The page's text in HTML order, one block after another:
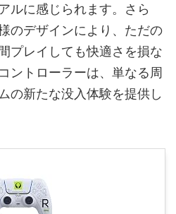
ルに感じられます。さら
のデザインにより、ただの
プレイしても快適さを損な
ントローラーは、単なる周
の新たな没入体験を提供し